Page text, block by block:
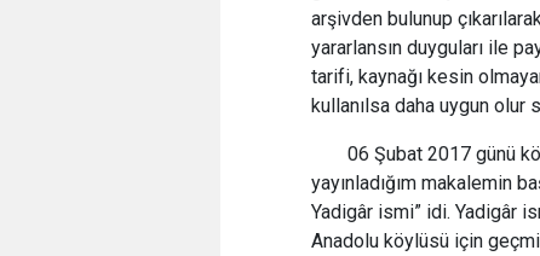
arşivden bulunup
yararlansın duyguları ile
tarifi, kaynağı kesin
kullanılsa daha uygun olur
06 Şubat 2017 günü
yayınladığım makalemin
Yadigâr ismi” idi. Yadigâr
Anadolu köylüsü için